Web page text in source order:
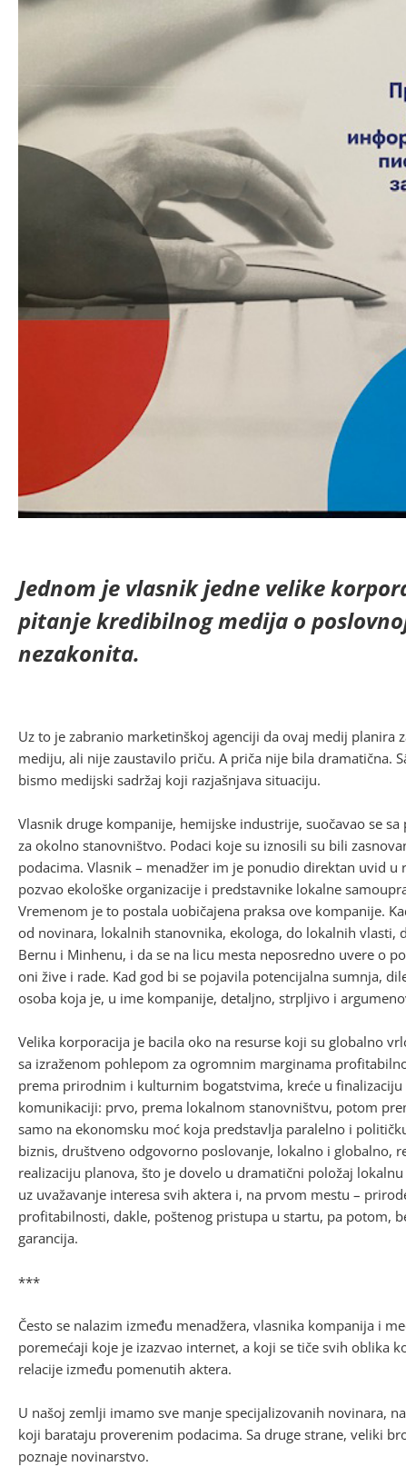
Jednom je vlasnik jedne velike
pitanje kredibilnog medija o
nezakonita.
Uz to je zabranio marketinškoj agenciji da ovaj medij planira
mediju, ali nije zaustavilo priču. A priča nije bila
bismo medijski sadržaj koji razjašnjava situaciju.
Vlasnik druge kompanije, hemijske industrije, suočavao se
za okolno stanovništvo. Podaci koje su iznosili su bili
podacima. Vlasnik – menadžer im je ponudio direktan uvid
pozvao ekološke organizacije i predstavnike lokalne
Vremenom je to postala uobičajena praksa ove kompanije.
od novinara, lokalnih stanovnika, ekologa, do lokalnih vlasti,
Bernu i Minhenu, i da se na licu mesta neposredno uvere o
oni žive i rade. Kad god bi se pojavila potencijalna sumnja,
osoba koja je, u ime kompanije, detaljno, strpljivo i
Velika korporacija je bacila oko na resurse koji su globalno
sa izraženom pohlepom za ogromnim marginama
prema prirodnim i kulturnim bogatstvima, kreće u
komunikaciji: prvo, prema lokalnom stanovništvu, potom
samo na ekonomsku moć koja predstavlja paralelno i
biznis, društveno odgovorno poslovanje, lokalno i globalno,
realizaciju planova, što je dovelo u dramatični položaj
uz uvažavanje interesa svih aktera i, na prvom mestu –
profitabilnosti, dakle, poštenog pristupa u startu, pa potom,
garancija.
***
Često se nalazim između menadžera, vlasnika kompanija i
poremećaji koje je izazvao internet, a koji se tiče svih oblika
relacije između pomenutih aktera.
U našoj zemlji imamo sve manje specijalizovanih novinara,
koji barataju proverenim podacima. Sa druge strane, veliki
poznaje novinarstvo.